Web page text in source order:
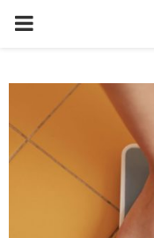
PRIMARY